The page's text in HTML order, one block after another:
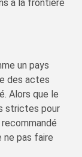
à la frontière
un pays
des actes
Alors que le
strictes pour
pas faire